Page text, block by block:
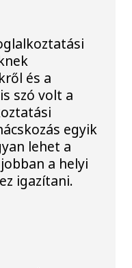
és a
szó volt a
egyik
lehet a
a helyi
igazítani.